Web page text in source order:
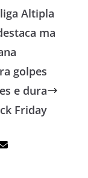
Altipla
ma
golpes
e dura
Friday